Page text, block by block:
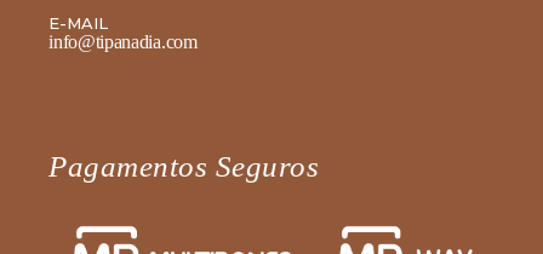
E-MAIL
info@tipanadia.com
Pagamentos Seguros